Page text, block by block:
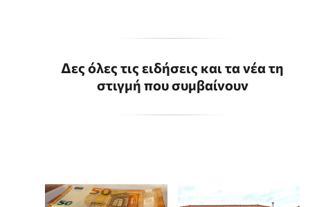
Δες όλες τις ειδήσεις και τα νέα τη
στιγμή που συμβαίνουν